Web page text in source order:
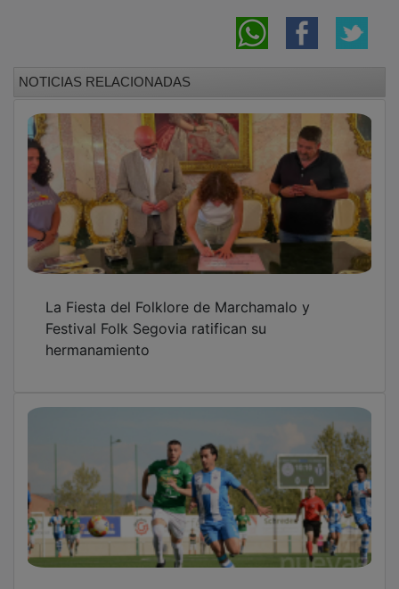
La FFCM presenta las novedades de la
temporada 2026/27 a los clubes de Tercera
RFEF
Seis heridos en accidente de tráfico en
Marchamalo